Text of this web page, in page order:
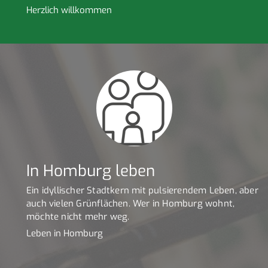
Herzlich willkommen
In Homburg leben
Ein idyllischer Stadtkern mit pulsierendem Leben, aber
auch vielen Grünflächen. Wer in Homburg wohnt,
möchte nicht mehr weg.
Leben in Homburg